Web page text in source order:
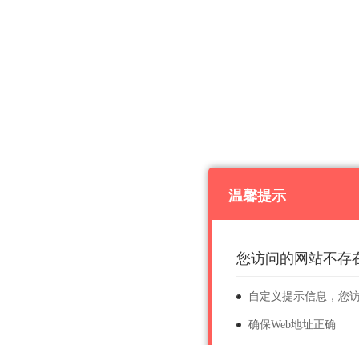
温馨提示
您访问的网站不存
自定义提示信息，您
确保Web地址正确